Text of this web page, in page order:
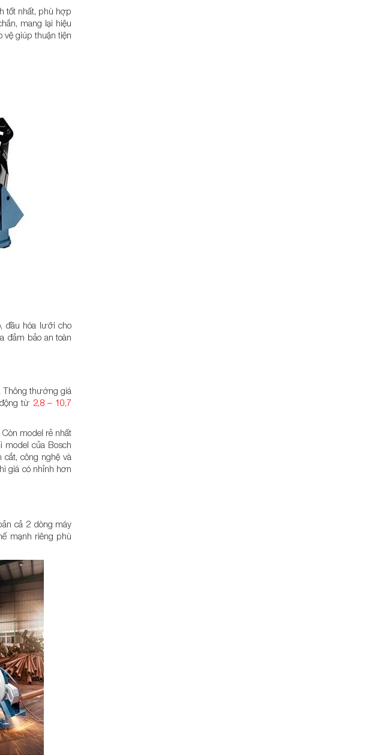
tốt nhất, phù hợp
mang lại hiệu
vệ giúp thuận tiện
đầu hóa lưỡi cho
đảm bảo an toàn
Thông thường giá
từ 2,8 – 10,7
model rẻ nhất
model của Bosch
công nghệ và
giá có nhỉnh hơn
cả 2 dòng máy
mạnh riêng phù